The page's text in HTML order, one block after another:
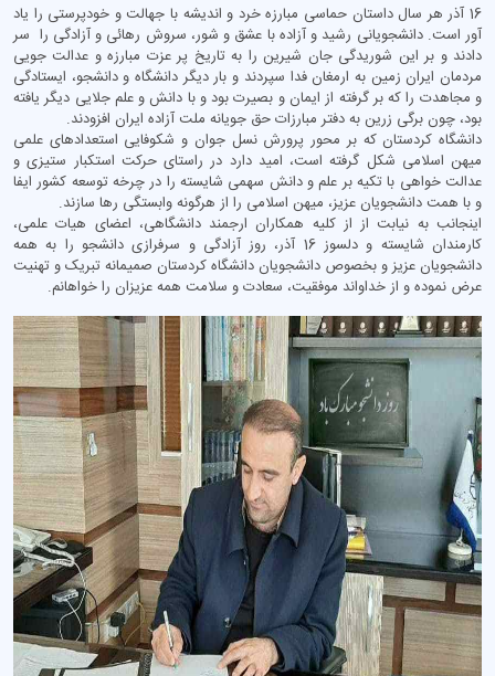
16 آذر هر سال داستان حماسی مبارزه خرد و اندیشه با جهالت و خودپرستی را یاد
آور است. دانشجویانی رشید و آزاده با عشق و شور، سروش رهائی و آزادگی را سر
دادند و بر این شوریدگی جان شیرین را به تاریخ پر عزت مبارزه و عدالت جویی
مردمان ایران زمین به ارمغان فدا سپردند و بار دیگر دانشگاه و دانشجو، ایستادگی
و مجاهدت را که بر گرفته از ایمان و بصیرت بود و با دانش و علم جلایی دیگر یافته
بود، چون برگی زرین به دفتر مبارزات حق جویانه ملت آزاده ایران افزودند.
دانشگاه کردستان که بر محور پرورش نسل جوان و شکوفایی استعدادهای علمی
میهن اسلامی شکل گرفته است، امید دارد در راستای حرکت استکبار ستیزی و
عدالت خواهی با تکیه بر علم و دانش سهمی شایسته را در چرخه توسعه کشور ایفا
و با همت دانشجویان عزیز، میهن اسلامی را از هرگونه وابستگی رها سازند.
اینجانب به نیابت از از کلیه همکاران ارجمند دانشگاهی، اعضای هیات علمی،
کارمندان شایسته و دلسوز 16 آذر، روز آزادگی و سرفرازی دانشجو را به همه
دانشجویان عزیز و بخصوص دانشجویان دانشگاه کردستان صمیمانه تبریک و تهنیت
عرض نموده و از خداواند موفقیت، سعادت و سلامت همه عزیزان را خواهانم.